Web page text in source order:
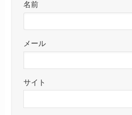
名前
メール
サイト